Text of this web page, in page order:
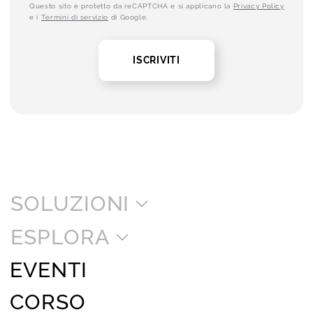
Questo sito è protetto da reCAPTCHA e si applicano la Privacy Policy
e i Termini di servizio di Google.
ISCRIVITI
SOLUZIONI
ESPLORA
EVENTI
CORSO